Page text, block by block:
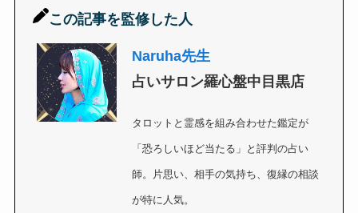
この記事を監修した人
Naruha先生
占いサロン羅心盤中目黒店
タロットと霊感を組み合わせた鑑定が
「恐ろしいほど当たる」と評判の占い
師。片思い、相手の気持ち、復縁の相談
が特に人気。